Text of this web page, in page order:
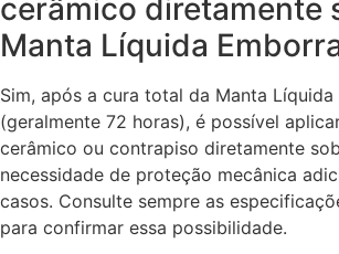
cerâmico diretamente
Manta Líquida
Sim, após a cura total da Manta Líquida
(geralmente 72 horas), é possível
cerâmico ou contrapiso diretamente
necessidade de proteção mecânica
casos. Consulte sempre as
para confirmar essa possibilidade.